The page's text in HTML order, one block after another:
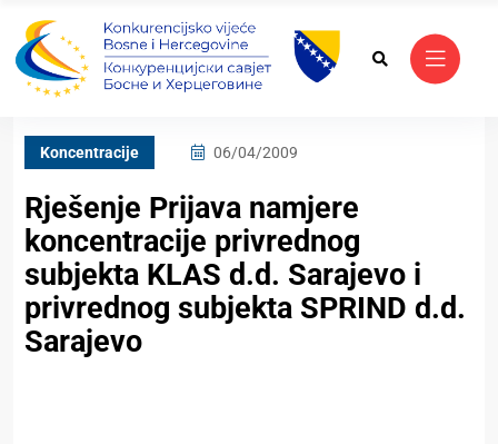
Koncentracije 06/04/2009
Rješenje Prijava namjere
koncentracije privrednog
subjekta KLAS d.d. Sarajevo i
privrednog subjekta SPRIND d.d.
Sarajevo